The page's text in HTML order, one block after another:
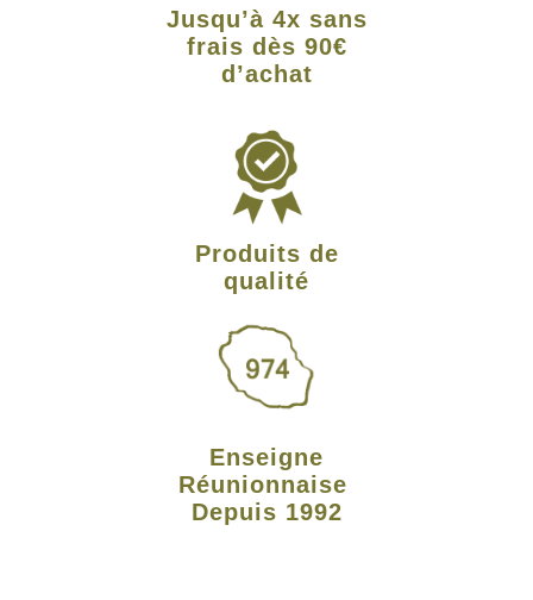
Jusqu’à 4x sans
frais dès 90€
d’achat
Produits de
qualité
Enseigne
Réunionnaise
Depuis 1992